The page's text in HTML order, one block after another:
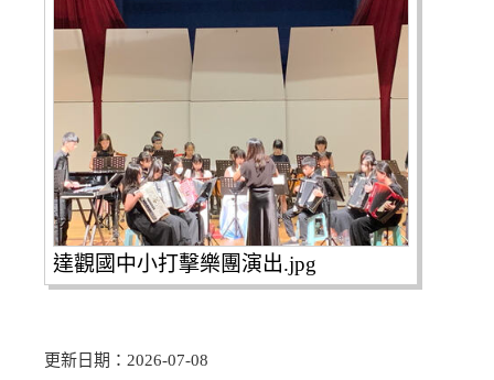
達觀國中小打擊樂團演出.jpg
更新日期：2026-07-08